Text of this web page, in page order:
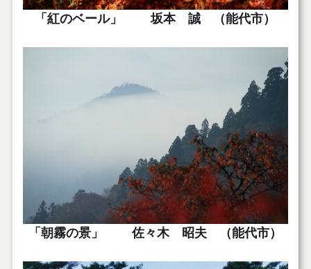
「紅のベール」 坂本 誠 （能代市）
「朝霧の景」 佐々木 昭夫 （能代市）